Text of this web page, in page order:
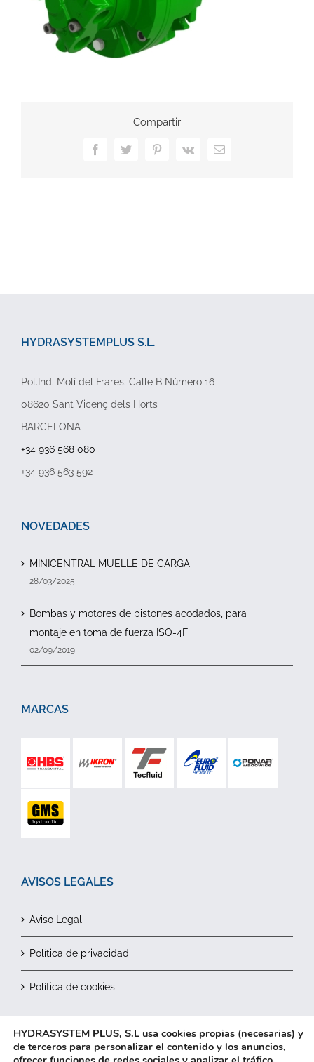
Compartir
FacebookTwitterPinterest
Vk
Correo
HYDRASYSTEMPLUS S.L.
Pol.Ind. Molí del Frares. Calle B Número 16
08620 Sant Vicenç dels Horts
BARCELONA
+34 936 568 080
+34 936 563 592
NOVEDADES
MINICENTRAL MUELLE DE CARGA
28/03/2025
Bombas y motores de pistones acodados, para
montaje en toma de fuerza ISO-4F
02/09/2019
MARCAS
AVISOS LEGALES
Aviso Legal
Política de privacidad
Política de cookies
HYDRASYSTEM PLUS, S.L usa cookies propias (necesarias) y
de terceros para personalizar el contenido y los anuncios,